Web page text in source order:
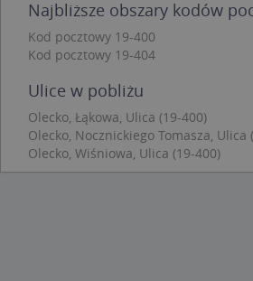
Najbliższe obszary kodów
Kod pocztowy 19-400
Kod pocztowy 19-404
Ulice w pobliżu
Olecko, Łąkowa, Ulica (19-400)
Olecko, Nocznickiego Tomasza, Ulica
Olecko, Wiśniowa, Ulica (19-400)
Funkcjonalność
Niezbędne pliki cookie umożliwiają
podstawowych funkcji strony
Bez niezbędnych plików cookie nie
prawidłowo korzystać ze strony
Nazwa
Provider
/
Domena
APPSESSID .targeo.pl